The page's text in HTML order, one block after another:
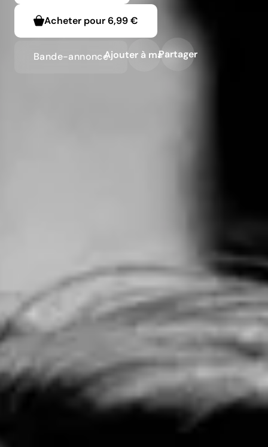
Acheter pour6,99 €
Bande-annonceAjouter à ma liste
Partager